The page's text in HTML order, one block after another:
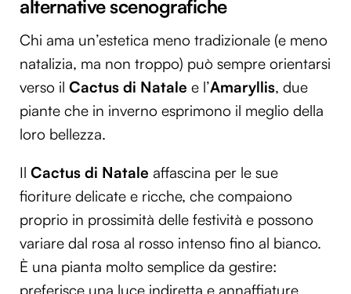
alternative scenografiche
Chi ama un’estetica meno tradizionale (e meno
natalizia, ma non troppo) può sempre orientarsi
verso il Cactus di Natale e l’Amaryllis, due
piante che in inverno esprimono il meglio della
loro bellezza.
Il Cactus di Natale affascina per le sue
fioriture delicate e ricche, che compaiono
proprio in prossimità delle festività e possono
variare dal rosa al rosso intenso fino al bianco.
È una pianta molto semplice da gestire:
preferisce una luce indiretta e annaffiature